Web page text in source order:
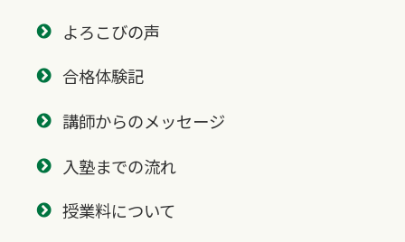
よろこびの声
合格体験記
講師からのメッセージ
入塾までの流れ
授業料について